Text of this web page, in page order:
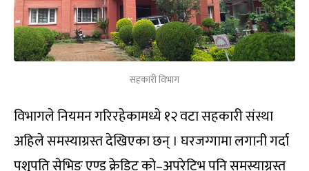
सहकारी विभाग
विभागले नियमन गरिरहेकामध्ये १२ वटा सहकारी संस्था
अहिले समस्याग्रस्त देखिएका छन् । घरजग्गामा लगानी गर्दा
पशुपति सेभिङ एण्ड क्रेडिट को–अपरेटिभ पनि समस्याग्रस्त